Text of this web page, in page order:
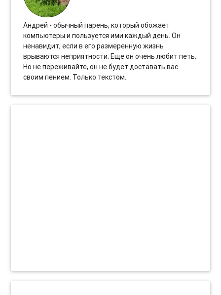
Андрей - обычный парень, который обожает
компьютеры и пользуется ими каждый день. Он
ненавидит, если в его размеренную жизнь
врываются неприятности. Еще он очень любит петь.
Но не переживайте, он не будет доставать вас
своим пением. Только текстом.